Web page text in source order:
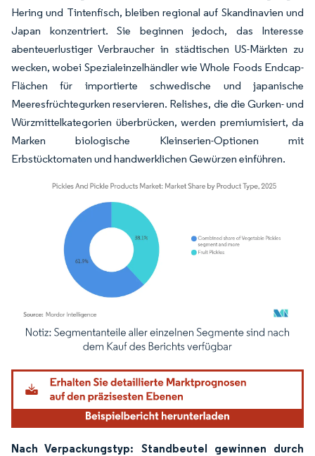
Hering und Tintenfisch, bleiben regional auf Skandinavien und
Japan konzentriert. Sie beginnen jedoch, das Interesse
abenteuerlustiger Verbraucher in städtischen US-Märkten zu
wecken, wobei Spezialeinzelhändler wie Whole Foods Endcap-
Flächen für importierte schwedische und japanische
Meeresfrüchtegurken reservieren. Relishes, die die Gurken- und
Würzmittelkategorien überbrücken, werden premiumisiert, da
Marken biologische Kleinserien-Optionen mit
Erbstücktomaten und handwerklichen Gewürzen einführen.
Bild © Mordor Intelligence. Wiederverwendung erfordert Namensnennung
Nach Verpackungstyp: Standbeutel gewinnen durch